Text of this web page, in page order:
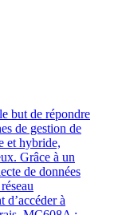
but de répondre
de gestion de
et hybride,
Grâce à un
de données
à